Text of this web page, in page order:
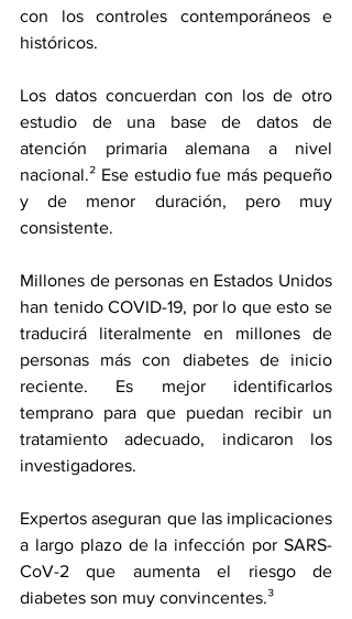
con los controles contemporáneos e
históricos.
Los datos concuerdan con los de otro
estudio de una base de datos de
atención primaria alemana a nivel
nacional.² Ese estudio fue más pequeño
y de menor duración, pero muy
consistente.
Millones de personas en Estados Unidos
han tenido COVID-19, por lo que esto se
traducirá literalmente en millones de
personas más con diabetes de inicio
reciente. Es mejor identificarlos
temprano para que puedan recibir un
tratamiento adecuado, indicaron los
investigadores.
Expertos aseguran que las implicaciones
a largo plazo de la infección por SARS-
CoV-2 que aumenta el riesgo de
diabetes son muy convincentes.³